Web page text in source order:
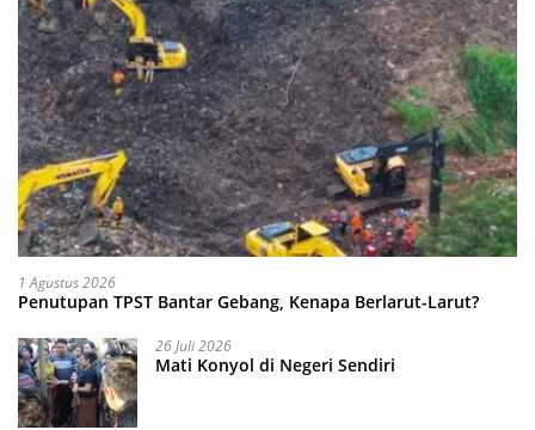
1 Agustus 2026
Penutupan TPST Bantar Gebang, Kenapa Berlarut-Larut?
26 Juli 2026
Mati Konyol di Negeri Sendiri